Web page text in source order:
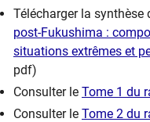
Télécharger la synthèse
post-Fukushima :
situations extrêmes et
pdf)
Consulter le Tome 1 du
Consulter le Tome 2 du